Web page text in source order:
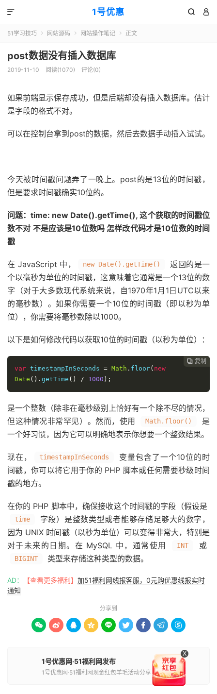
1号优惠  

51学习技巧  网站源码  网站操作笔记  正文
post数据没有插入数据库
2019-11-10 阅读(1070) 评论(0)
如果前端显示保存成功，但是后端却没有插入数据库。估计
是字段的格式不对。
可以在控制台拿到post的数据，然后去数据手动插入试试。
今天被时间戳问题弄了一晚上。post的是13位的时间戳，
但是要求时间戳确实10位的。
问题：time: new Date().getTime(), 这个获取的时间戳位
数不对 不是应该是10位数吗 怎样改代码才是10位数的时间
戳
在 JavaScript 中， new Date().getTime()
返回的是一
个以毫秒为单位的时间戳，这意味着它通常是一个13位的数
字（对于大多数现代系统来说，自1970年1月1日UTC以来
的毫秒数）。如果你需要一个10位的时间戳（即以秒为单
位），你需要将毫秒数除以1000。
以下是如何修改代码以获取10位的时间戳（以秒为单位）：
 复制
var timestampInSeconds = Math . floor( new
Date (). getTime () / 1000 );
是一个整数（除非在毫秒级别上恰好有一个除不尽的情况，
但这种情况非常罕见）。然而，使用
Math.floor()
是
一个好习惯，因为它可以明确地表示你想要一个整数结果。
现在， timestampInSeconds
变量包含了一个10位的时
间戳，你可以将它用于你的 PHP 脚本或任何需要秒级时间
戳的地方。
在你的 PHP 脚本中，确保接收这个时间戳的字段（假设是
time
字段）是整数类型或者能够存储足够大的数字，
因为 UNIX 时间戳（以秒为单位）可以变得非常大，特别是
对于未来的日期。在 MySQL 中，通常使用
INT 或
BIGINT 类型来存储这种类型的数据。
AD： 【查看更多福利】 加51福利网线报客服，0元购优惠线报实时
通知
分享到
        
1号优惠网·51福利网发布
1号优惠网·51福利网现金红包羊毛活动分享
X